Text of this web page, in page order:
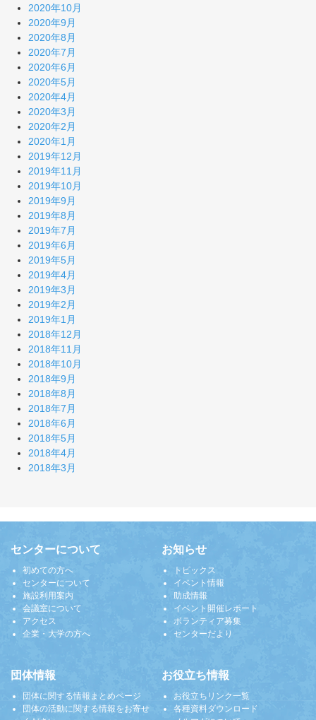
2020年10月
2020年9月
2020年8月
2020年7月
2020年6月
2020年5月
2020年4月
2020年3月
2020年2月
2020年1月
2019年12月
2019年11月
2019年10月
2019年9月
2019年8月
2019年7月
2019年6月
2019年5月
2019年4月
2019年3月
2019年2月
2019年1月
2018年12月
2018年11月
2018年10月
2018年9月
2018年8月
2018年7月
2018年6月
2018年5月
2018年4月
2018年3月
センターについて
初めての方へ
センターについて
施設利用案内
会議室について
アクセス
企業・大学の方へ
お知らせ
トピックス
イベント情報
助成情報
イベント開催レポート
ボランティア募集
センターだより
団体情報
団体に関する情報まとめページ
団体の活動に関する情報をお寄せ
お役立ち情報
お役立ちリンク一覧
各種資料ダウンロード